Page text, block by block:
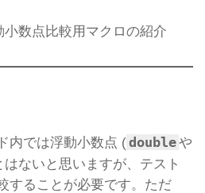
数点比較用マクロの紹介
内では浮動小数点 (doubleや
ないと思いますが、テスト
することが必要です。ただ